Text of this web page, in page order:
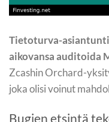
Tietoturva-
aikovansa auditoida
Zcashin Orchard-
joka olisi voinut
Bugien etsintä